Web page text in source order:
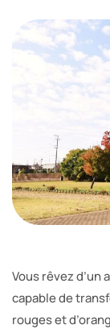
Vous rêvez d’un
capable de
rouges et